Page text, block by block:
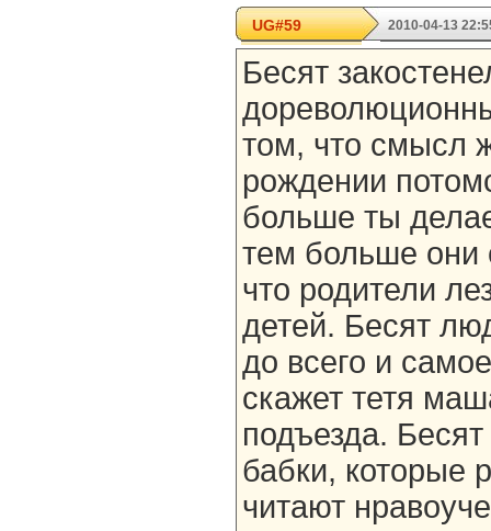
UG#59 2010-04-13
Бесят
том, что смысл
рождении
больше ты
тем больше они
что родители
детей. Бесят
до всего и
скажет тетя
подъезда.
бабки, которые
читают